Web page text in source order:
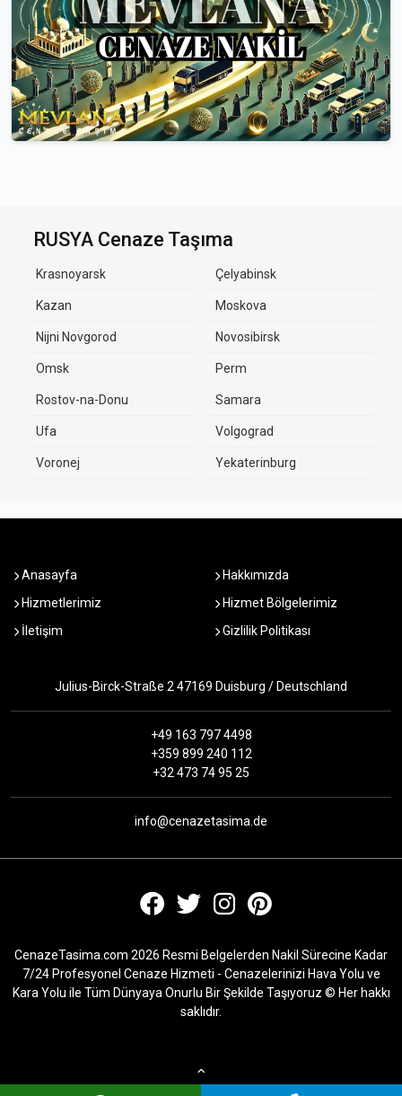
RUSYA Cenaze Taşıma
Krasnoyarsk Çelyabinsk
Kazan Moskova
Nijni Novgorod Novosibirsk
Omsk Perm
Rostov-na-Donu Samara
Ufa Volgograd
Voronej Yekaterinburg
Anasayfa
Hakkımızda
Hizmetlerimiz
Hizmet Bölgelerimiz
İletişim
Gizlilik Politikası
Julius-Birck-Straße 2 47169 Duisburg / Deutschland
+49 163 797 4498
+359 899 240 112
+32 473 74 95 25
info@cenazetasima.de
CenazeTasima.com 2026 Resmi Belgelerden Nakil Sürecine Kadar
7/24 Profesyonel Cenaze Hizmeti - Cenazelerinizi Hava Yolu ve
Kara Yolu ile Tüm Dünyaya Onurlu Bir Şekilde Taşıyoruz © Her hakkı
saklıdır.